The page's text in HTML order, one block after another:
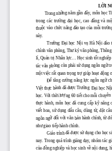
LỜI N
Trong những năm gần đây, môn học
trong  các  trường  đại  học,  cao  đẳng  và  m
thuộc vào chức năng đào tạo của mỗi trư
này.
Trường Đại học Nội vụ Hà Nội đào t
chính văn phòng, Thư ký văn phòng,
lí, Quản trị Nhân lực... Học sinh tốt nghiệp
tác văn phòng còn phải sử dụng ngôn ngữ
một việc rất quan trọng trợ giúp hoạt động
Để tăng cường năng lực ngôn ngữ
Việt thực hành đã được Trường Đại học N
học. Với thời lượng 60 tiết cho mỗi chuyên
thực  hành,  môn  học  đã  cung  cấp  kỹ  năng
viết hoa, sử dụng  dấu  câu, dùng  từ,  đặt
ngôn ngữ đối với văn bản hành chính, từ
như giao tiếp hành chính.
Giáo trình đã được sử dụng cho học
nay. Trong quá trình giảng dạy, nhóm tác
của đồng nghiệp và học sinh về nội dung, h